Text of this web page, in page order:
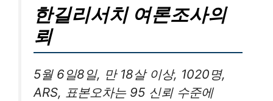
한길리서치 여론조사의
뢰
5월 6일8일, 만 18살 이상, 1020명,
ARS, 표본오차는 95 신뢰 수준에